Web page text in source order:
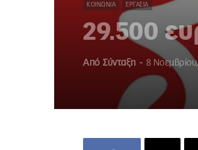
ΚΟΙΝΩΝΊΑ ΕΡΓΑΣΊΑ
29.500
Από Σύνταξη - 8